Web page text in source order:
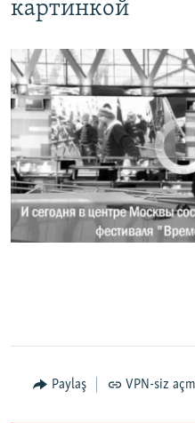
картинкой
No media source
Paylaş VPN-siz